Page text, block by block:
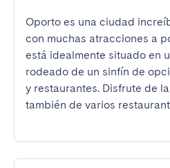
Oporto es una ciudad
con muchas atracciones a
está idealmente situado en
rodeado de un sinfín de
y restaurantes. Disfrute de
también de varios